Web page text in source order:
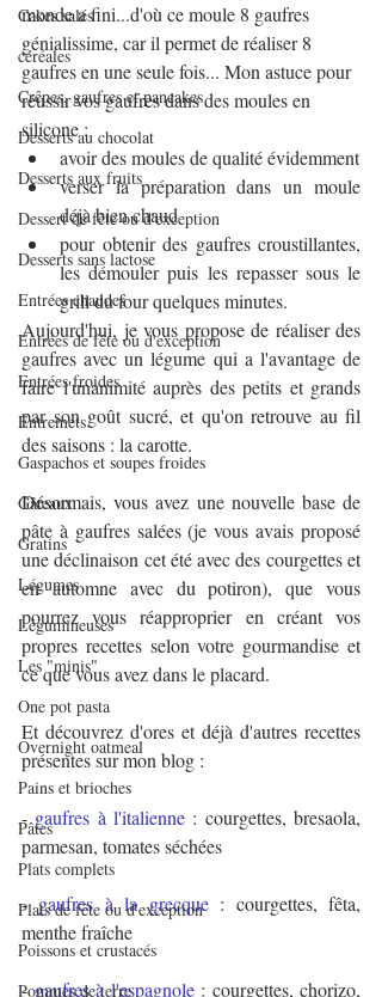
Cakes salés
céréales
Crêpes, gaufres et pancakes
Desserts au chocolat
Desserts aux fruits
Dessert de fête ou d'exception
Desserts sans lactose
Entrées chaudes
Entrées de fête ou d'exception
Entrées froides
Entremets
Gaspachos et soupes froides
Gâteaux
Gratins
Légumes
Légumineuses
Les "minis"
One pot pasta
Overnight oatmeal
Pains et brioches
Pâtes
Plats complets
Plats de fête ou d'exception
Poissons et crustacés
Pommes de terre
monde a fini...d'où ce moule 8 gaufres
génialissime, car il permet de réaliser 8
gaufres en une seule fois... Mon astuce pour
réussir vos gaufres dans des moules en
silicone :
avoir des moules de qualité évidemment
verser la préparation dans un moule
déjà bien chaud
pour obtenir des gaufres croustillantes,
les démouler puis les repasser sous le
grill du four quelques minutes.
Aujourd'hui, je vous propose de réaliser des
gaufres avec un légume qui a l'avantage de
faire l'unanimité auprès des petits et grands
par son goût sucré, et qu'on retrouve au fil
des saisons : la carotte.
Désormais, vous avez une nouvelle base de
pâte à gaufres salées (je vous avais proposé
une déclinaison cet été avec des courgettes et
en automne avec du potiron), que vous
pourrez vous réapproprier en créant vos
propres recettes selon votre gourmandise et
ce que vous avez dans le placard.
Et découvrez d'ores et déjà d'autres recettes
présentes sur mon blog :
- gaufres à l'italienne : courgettes, bresaola,
parmesan, tomates séchées
- gaufres à la grecque : courgettes, fêta,
menthe fraîche
- gaufres à l'espagnole : courgettes, chorizo,